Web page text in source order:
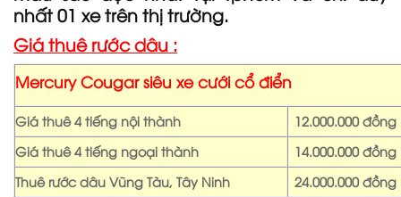
nhất 01 xe trên thị trường.
Giá thuê rước dâu :
Mercury Cougar siêu xe cưới cổ điển
Giá thuê 4 tiếng nội thành
12.000.000 đồng
Giá thuê 4 tiếng ngoại thành
14.000.000 đồng
Thuê rước dâu Vũng Tàu, Tây Ninh
24.000.000 đồng